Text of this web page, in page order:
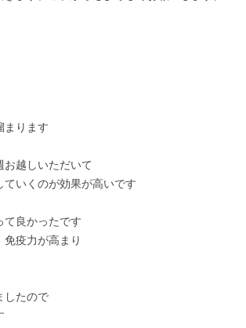
まります
越しいただいて
いくのが効果が高いです
良かったです
疫力が高まり
したので